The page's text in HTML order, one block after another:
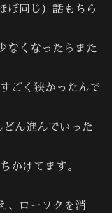
ぼ同じ）話もちら
なくなったらまた
ごく狭かったんで
ん進んでいった
かけてます。
、ローソクを消